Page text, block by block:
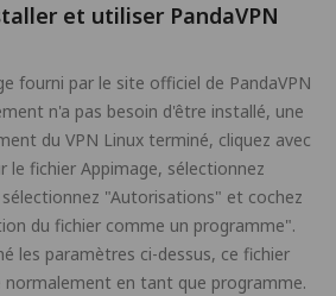
et utiliser PandaVPN
fourni par le site officiel de PandaVPN
n'a pas besoin d'être installé, une
du VPN Linux terminé, cliquez avec
le fichier Appimage, sélectionnez
"Autorisations" et cochez
du fichier comme un programme".
les paramètres ci-dessus, ce fichier
en tant que programme.